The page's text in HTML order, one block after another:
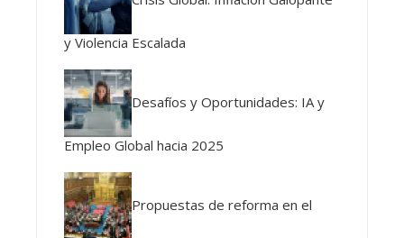
y Violencia Escalada
Desafíos y Oportunidades: IA y
Empleo Global hacia 2025
Propuestas de reforma en el